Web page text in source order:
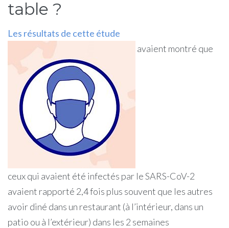
table ?
Les résultats de cette étude
avaient montré que
ceux qui avaient été infectés par le SARS-CoV-2
avaient rapporté 2,4 fois plus souvent que les autres
avoir diné dans un restaurant (à l’intérieur, dans un
patio ou à l’extérieur) dans les 2 semaines